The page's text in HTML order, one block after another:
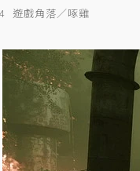
遊戲角落／啄雞